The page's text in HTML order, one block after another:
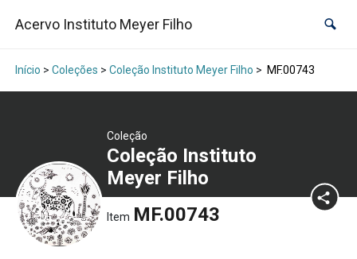
Acervo Instituto Meyer Filho
Início > Coleções > Coleção Instituto Meyer Filho > MF.00743
Coleção
Coleção Instituto
Meyer Filho
Item MF.00743